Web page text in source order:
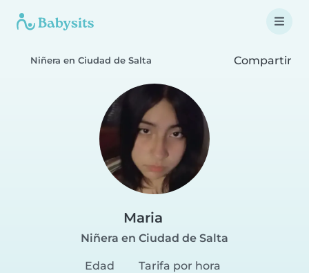
Niñera en Ciudad de Salta Compartir
Maria
Niñera en Ciudad de Salta
Edad
Tarifa por hora